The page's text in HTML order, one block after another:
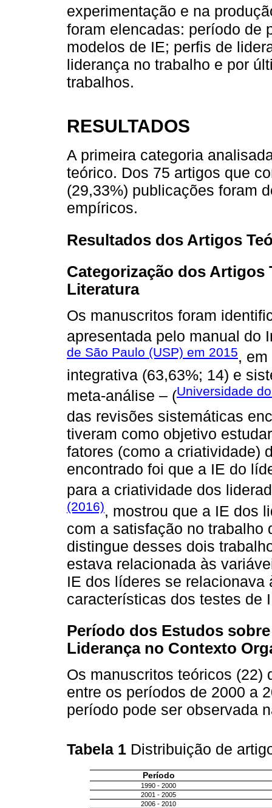
experimentação e na
foram elencadas: período de
modelos de IE; perfis de
liderança no trabalho e por
trabalhos.
RESULTADOS
A primeira categoria
teórico. Dos 75 artigos que
(29,33%) publicações foram
empíricos.
Resultados dos Artigos
Categorização dos Artigos
Literatura
Os manuscritos foram
apresentada pelo manual do
de São Paulo (USP) em 2015,
integrativa (63,63%; 14) e
meta-análise – (Universidade
das revisões sistemáticas
tiveram como objetivo
fatores (como a criatividade)
encontrado foi que a IE do
para a criatividade dos
(2016), mostrou que a IE dos
com a satisfação no trabalho
distingue desses dois
estava relacionada às
IE dos líderes se
características dos testes de
Período dos Estudos
Liderança no Contexto
Os manuscritos teóricos (22)
entre os períodos de 2000 a
período pode ser observada
Tabela 1 Distribuição de
Período
1990 - 2000
2001 - 2005
2006 - 2010